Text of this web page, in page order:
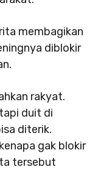
membagikan
diblokir
rakyat.
duit di
diterik.
gak blokir
tersebut